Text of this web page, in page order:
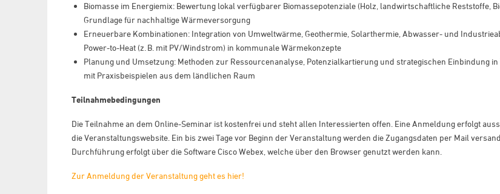
Biomasse im Energiemix: Bewertung lokal verfügbarer Biomassepotenziale (Holz, landwirtschaftliche Reststoffe,
Grundlage für nachhaltige Wärmeversorgung
Erneuerbare Kombinationen: Integration von Umweltwärme, Geothermie, Solarthermie, Abwasser- und
Power-to-Heat (z. B. mit PV/Windstrom) in kommunale Wärmekonzepte
Planung und Umsetzung: Methoden zur Ressourcenanalyse, Potenzialkartierung und strategischen Einbindung
mit Praxisbeispielen aus dem ländlichen Raum
Teilnahmebedingungen
Die Teilnahme an dem Online-Seminar ist kostenfrei und steht allen Interessierten offen. Eine Anmeldung erfolgt
die Veranstaltungswebsite. Ein bis zwei Tage vor Beginn der Veranstaltung werden die Zugangsdaten per Mail
Durchführung erfolgt über die Software Cisco Webex, welche über den Browser genutzt werden kann.
Zur Anmeldung der Veranstaltung geht es hier!